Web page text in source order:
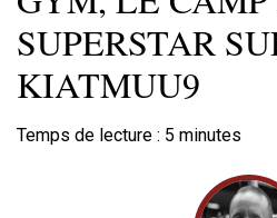
SUPERSTAR
KIATMUU9
Temps de lecture : 5 minutes